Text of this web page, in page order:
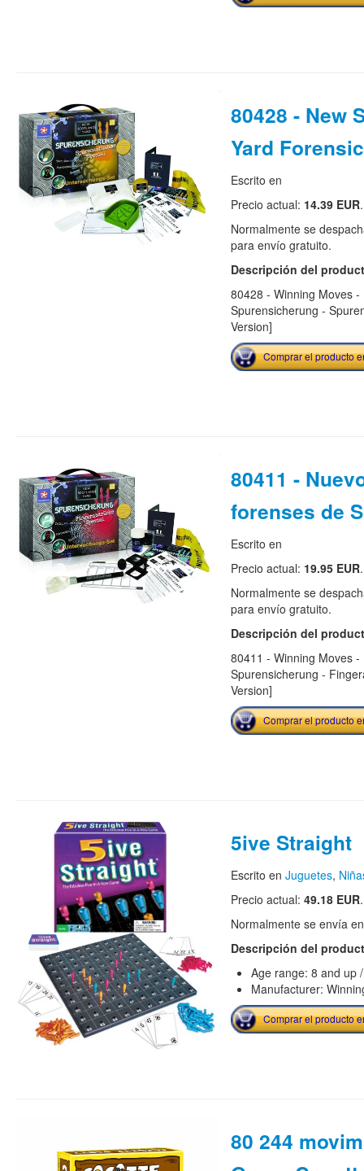
80428 - New
Yard
Escrito en
Precio actual: 14.39 EUR.
Normalmente se
para envío gratuito.
Descripción del
80428 - Winning Moves -
Spurensicherung -
Version]
Comprar el producto
80411 -
forenses de
Escrito en
Precio actual: 19.95 EUR.
Normalmente se
para envío gratuito.
Descripción del
80411 - Winning Moves -
Spurensicherung -
Version]
Comprar el producto
5ive Straight
Escrito en Juguetes,
Precio actual: 49.18 EUR.
Normalmente se envía
Descripción del
Age range: 8 and up
Manufacturer:
Comprar el producto
80 244